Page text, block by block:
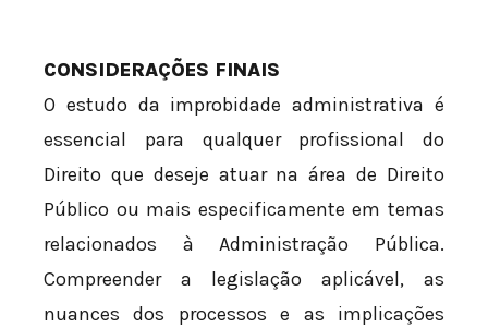
CONSIDERAÇÕES FINAIS
O estudo da improbidade administrativa é
essencial para qualquer profissional do
Direito que deseje atuar na área de Direito
Público ou mais especificamente em temas
relacionados à Administração Pública.
Compreender a legislação aplicável, as
nuances dos processos e as implicações